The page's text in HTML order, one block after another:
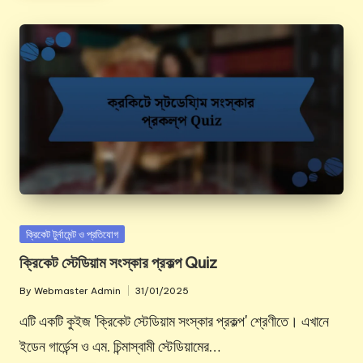
Posted
ক্রিকেট টুর্নামেন্ট ও প্রতিযোগ
ক্রিকেট স্টেডিয়াম সংস্কার প্রকল্প Quiz
Posted
by
By Webmaster Admin 31/01/2025
এটি একটি কুইজ 'ক্রিকেট স্টেডিয়াম সংস্কার প্রকল্প' শ্রেণীতে। এখানে
ইডেন গার্ডেন্স ও এম. চিন্মাস্বামী স্টেডিয়ামের…